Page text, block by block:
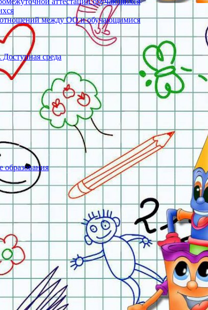
отношений между ОО и обучающимися
Доступная среда
образования